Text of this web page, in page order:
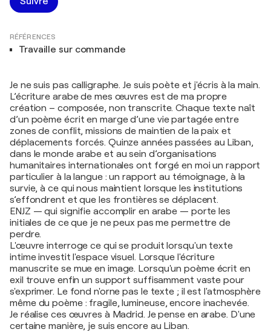
RÉFÉRENCES
Travaille sur commande
Je ne suis pas calligraphe. Je suis poète et j'écris à la main.
L’écriture arabe de mes œuvres est de ma propre
création – composée, non transcrite. Chaque texte naît
d’un poème écrit en marge d’une vie partagée entre
zones de conflit, missions de maintien de la paix et
déplacements forcés. Quinze années passées au Liban,
dans le monde arabe et au sein d’organisations
humanitaires internationales ont forgé en moi un rapport
particulier à la langue : un rapport au témoignage, à la
survie, à ce qui nous maintient lorsque les institutions
s’effondrent et que les frontières se déplacent.
ENJZ — qui signifie accomplir en arabe — porte les
initiales de ce que je ne peux pas me permettre de
perdre.
L'œuvre interroge ce qui se produit lorsqu'un texte
intime investit l'espace visuel. Lorsque l'écriture
manuscrite se mue en image. Lorsqu'un poème écrit en
exil trouve enfin un support suffisamment vaste pour
s'exprimer. Le fond n'orne pas le texte ; il est l'atmosphère
même du poème : fragile, lumineuse, encore inachevée.
Je réalise ces œuvres à Madrid. Je pense en arabe. D'une
certaine manière, je suis encore au Liban.